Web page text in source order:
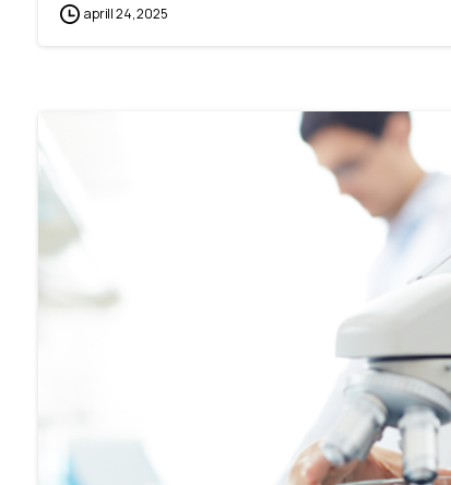
aprill 24, 2025